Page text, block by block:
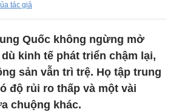
tác giả
Quốc không ngừng mở
kinh tế phát triển chậm lại,
sản vẫn trì trệ. Họ tập trung
độ rủi ro thấp và một vài
chuộng khác.